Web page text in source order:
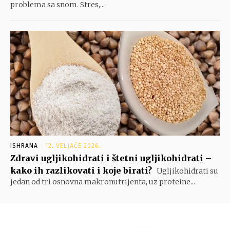
problema sa snom. Stres,...
ISHRANA 12. VELJAČE 2026.
Zdravi ugljikohidrati i štetni ugljikohidrati –
kako ih razlikovati i koje birati? Ugljikohidrati su
jedan od tri osnovna makronutrijenta, uz proteine...